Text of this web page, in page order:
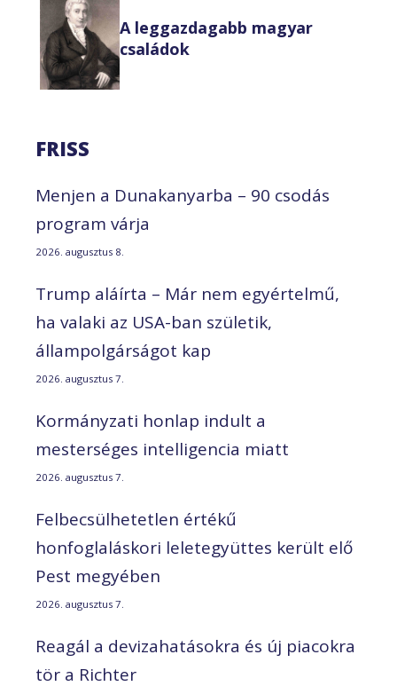
A leggazdagabb magyar
családok
FRISS
Menjen a Dunakanyarba – 90 csodás
program várja
2026. augusztus 8.
Trump aláírta – Már nem egyértelmű,
ha valaki az USA-ban születik,
állampolgárságot kap
2026. augusztus 7.
Kormányzati honlap indult a
mesterséges intelligencia miatt
2026. augusztus 7.
Felbecsülhetetlen értékű
honfoglaláskori leletegyüttes került elő
Pest megyében
2026. augusztus 7.
Reagál a devizahatásokra és új piacokra
tör a Richter